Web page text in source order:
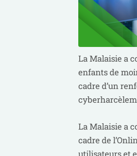
La Malaisie a
enfants de
cadre d’un
La Malaisie a
cadre de